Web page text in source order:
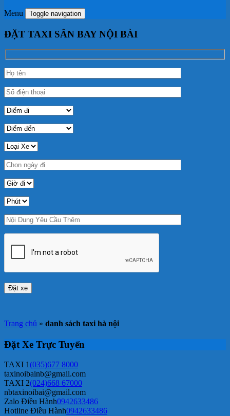
Menu Toggle navigation
ĐẶT TAXI SÂN BAY NỘI BÀI
Trang chủ » danh sách taxi hà nội
Đặt Xe Trực Tuyến
TAXI 1(035)677 8000
taxinoibainb@gmail.com
TAXI 2(024)668 67000
nbtaxinoibai@gmail.com
Zalo Điều Hành0942633486
Hotline Điều Hành0942633486